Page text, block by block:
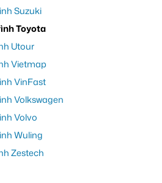
Suzuki
Toyota
Utour
Vietmap
VinFast
Volkswagen
Volvo
Wuling
Zestech